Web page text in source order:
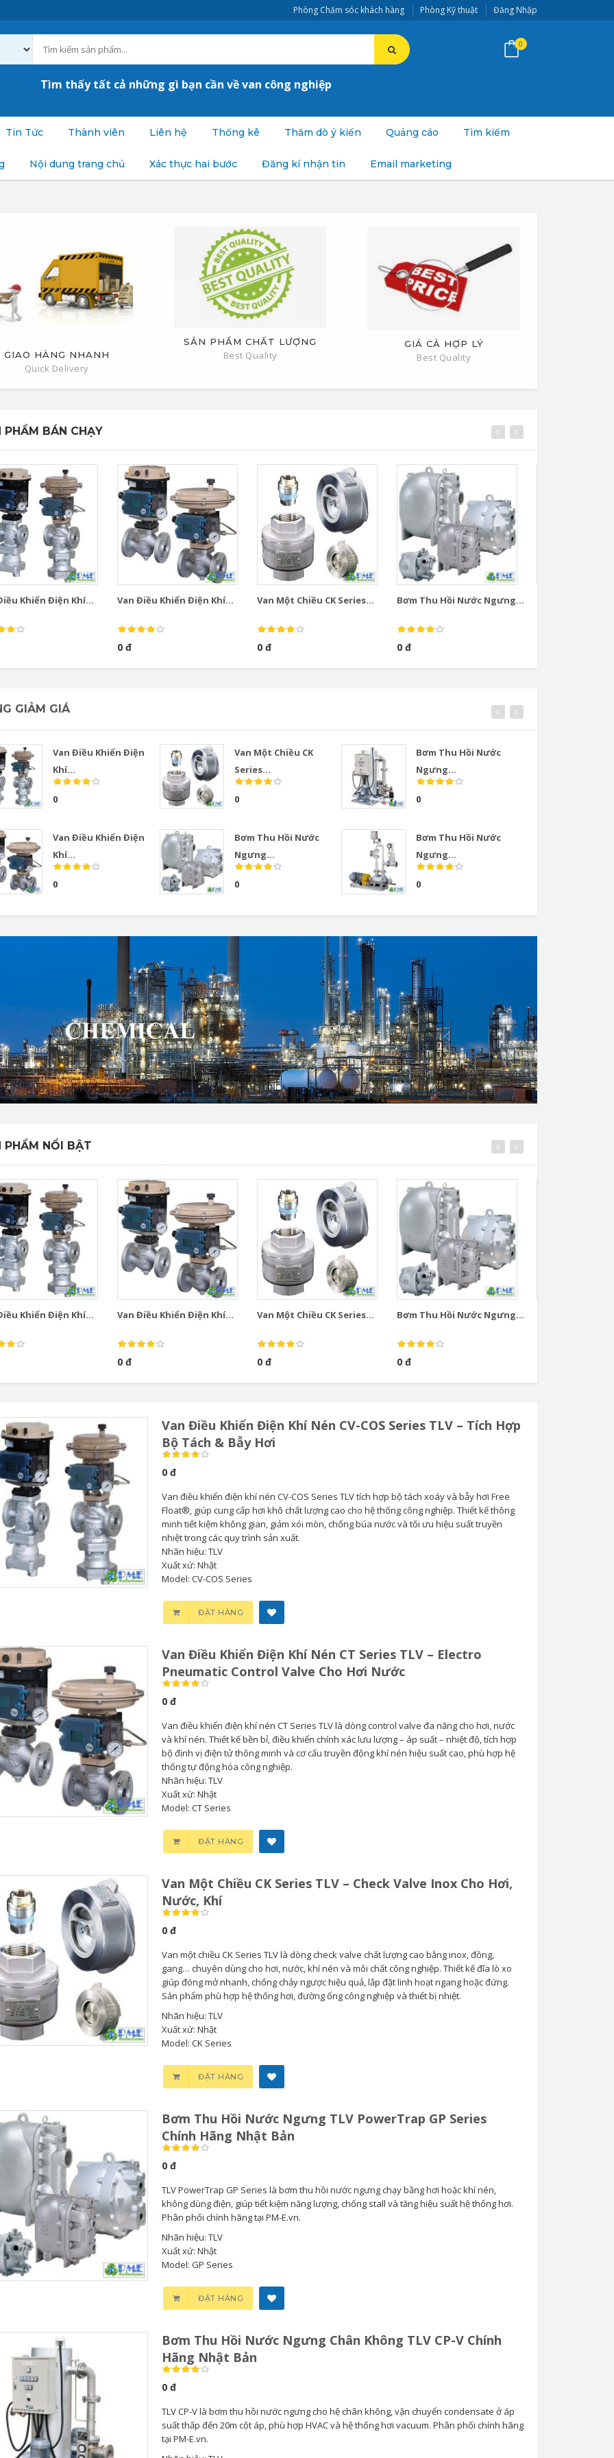
Phòng Chăm sóc khách hàng Phòng Kỹ thuật Đăng Nhập
Tìm thấy tất cả những gì bạn cần về van công nghiệp
0
Tin Tức Thành viên Liên hệ Thống kê Thăm dò ý kiến Quảng cáo Tìm kiếm
Nội dung trang chủ Xác thực hai bước Đăng kí nhận tin Email marketing
GIAO HÀNG NHANH
Quick Delivery
SẢN PHẨM CHẤT LƯỢNG
Best Quality
GIÁ CẢ HỢP LÝ
Best Quality
PHẨM BÁN CHẠY
Khiển Điện Khí... Van Điều Khiển Điện Khí...
0 đ
Van Một Chiều CK Series...
0 đ
Bơm Thu Hồi Nước Ngưng...
0 đ
GIẢM GIÁ
Van Điều Khiển Điện
Khí...
0
Van Điều Khiển Điện
Khí...
0
Van Một Chiều CK
Series...
0
Bơm Thu Hồi Nước
Ngưng...
0
Bơm Thu Hồi Nước
Ngưng...
0
Bơm Thu Hồi Nước
Ngưng...
0
PHẨM NỔI BẬT
Khiển Điện Khí... Van Điều Khiển Điện Khí...
0 đ
Van Một Chiều CK Series...
0 đ
Bơm Thu Hồi Nước Ngưng...
0 đ
Van Điều Khiển Điện Khí Nén CV-COS Series TLV – Tích Hợp
Bộ Tách & Bẫy Hơi
0 đ
Van điều khiển điện khí nén CV-COS Series TLV tích hợp bộ tách xoáy và bẫy hơi Free
Float®, giúp cung cấp hơi khô chất lượng cao cho hệ thống công nghiệp. Thiết kế thông
minh tiết kiệm không gian, giảm xói mòn, chống búa nước và tối ưu hiệu suất truyền
nhiệt trong các quy trình sản xuất.
Nhãn hiệu: TLV
Xuất xứ: Nhật
Model: CV-COS Series
ĐẶT HÀNG
Van Điều Khiển Điện Khí Nén CT Series TLV – Electro
Pneumatic Control Valve Cho Hơi Nước
0 đ
Van điều khiển điện khí nén CT Series TLV là dòng control valve đa năng cho hơi, nước
và khí nén. Thiết kế bền bỉ, điều khiển chính xác lưu lượng – áp suất – nhiệt độ, tích hợp
bộ định vị điện tử thông minh và cơ cấu truyền động khí nén hiệu suất cao, phù hợp hệ
thống tự động hóa công nghiệp.
Nhãn hiệu: TLV
Xuất xứ: Nhật
Model: CT Series
ĐẶT HÀNG
Van Một Chiều CK Series TLV – Check Valve Inox Cho Hơi,
Nước, Khí
0 đ
Van một chiều CK Series TLV là dòng check valve chất lượng cao bằng inox, đồng,
gang… chuyên dùng cho hơi, nước, khí nén và môi chất công nghiệp. Thiết kế đĩa lò xo
giúp đóng mở nhanh, chống chảy ngược hiệu quả, lắp đặt linh hoạt ngang hoặc đứng.
Sản phẩm phù hợp hệ thống hơi, đường ống công nghiệp và thiết bị nhiệt.
Nhãn hiệu: TLV
Xuất xứ: Nhật
Model: CK Series
ĐẶT HÀNG
Bơm Thu Hồi Nước Ngưng TLV PowerTrap GP Series
Chính Hãng Nhật Bản
0 đ
TLV PowerTrap GP Series là bơm thu hồi nước ngưng chạy bằng hơi hoặc khí nén,
không dùng điện, giúp tiết kiệm năng lượng, chống stall và tăng hiệu suất hệ thống hơi.
Phân phối chính hãng tại PM-E.vn.
Nhãn hiệu: TLV
Xuất xứ: Nhật
Model: GP Series
ĐẶT HÀNG
Bơm Thu Hồi Nước Ngưng Chân Không TLV CP-V Chính
Hãng Nhật Bản
0 đ
TLV CP-V là bơm thu hồi nước ngưng cho hệ chân không, vận chuyển condensate ở áp
suất thấp đến 20m cột áp, phù hợp HVAC và hệ thống hơi vacuum. Phân phối chính hãng
tại PM-E.vn.
Bơm Thu Hồi Nước
Ngưng TLV...
0
Bơm Thu Hồi Nước
Ngưng Chân...
0
Van Giảm Áp Hơi TLV
COSR...
Van Giảm Áp Hơi TLV
COS Series...
0
BD800 Chính...
0
Bơm Thu Hồi Nước
Ngưng...
Bơm Thu Hồi Nước